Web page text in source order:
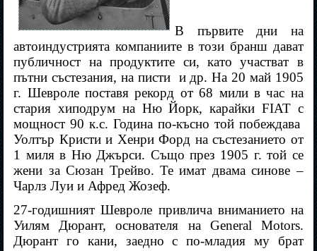
В първите дни на
автоиндустрията компаниите в този бранш дават
публичност на продуктите си, като участват в
пътни състезания, на писти и др. На 20 май 1905
г. Шевроле поставя рекорд от 68 мили в час на
стария хиподрум на Ню Йорк, карайки FIAT с
мощност 90 к.с. Година по-късно той побеждава
Уолтър Кристи и Хенри Форд на състезанието от
1 миля в Ню Джърси. Също през 1905 г. той се
жени за Сюзан Трейво. Те имат двама синове –
Чарлз Луи и Афред Жозеф.
27-годишният Шевроле привлича вниманието на
Уилям Дюрант, основателя на General Motors.
Дюрант го кани, заедно с по-младия му брат